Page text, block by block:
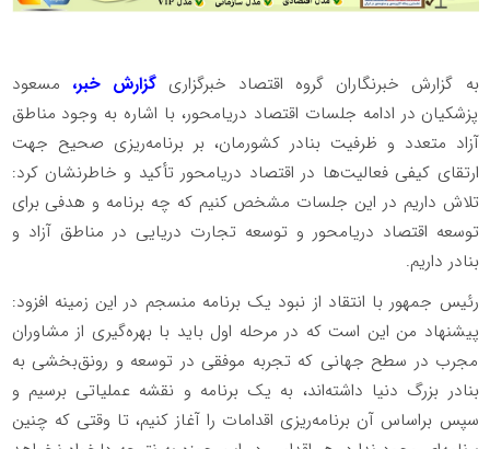
به گزارش خبرنگاران گروه اقتصاد خبرگزاریگزارش خبر،‌ مسعود
پزشکیان در ادامه جلسات اقتصاد دریامحور، با اشاره به وجود مناطق
آزاد متعدد و ظرفیت بنادر کشورمان، بر برنامه‌ریزی صحیح جهت
ارتقای کیفی فعالیت‌ها در اقتصاد دریامحور تأکید و خاطرنشان کرد:
تلاش داریم در این جلسات مشخص کنیم که چه برنامه و هدفی برای
توسعه اقتصاد دریامحور و توسعه تجارت دریایی در مناطق آزاد و
بنادر داریم.
رئیس جمهور با انتقاد از نبود یک برنامه منسجم در این زمینه افزود:
پیشنهاد من این است که در مرحله اول باید با بهره‌گیری از مشاوران
مجرب در سطح جهانی که تجربه موفقی در توسعه و رونق‌بخشی به
بنادر بزرگ دنیا داشته‌اند، به یک برنامه و نقشه عملیاتی برسیم و
سپس براساس آن برنامه‌ریزی اقدامات را آغاز کنیم، تا وقتی که چنین